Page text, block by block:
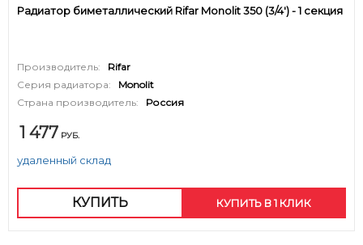
Радиатор биметаллический Rifar Monolit 350 (3/4') - 1 секция
Производитель:
Rifar
Серия радиатора:
Monolit
Страна производитель:
Россия
1 477 РУБ.
удаленный склад
КУПИТЬ КУПИТЬ В 1 КЛИК